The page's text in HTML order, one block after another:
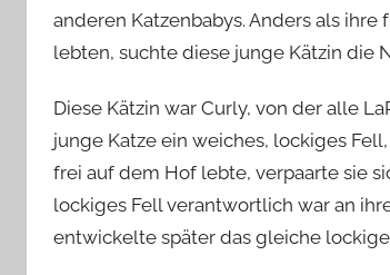
anderen Katzenbabys. Anders als
lebten, suchte diese junge Kätzin die
Diese Kätzin war Curly, von der alle
junge Katze ein weiches, lockiges
frei auf dem Hof lebte, verpaarte sie
lockiges Fell verantwortlich war an
entwickelte später das gleiche